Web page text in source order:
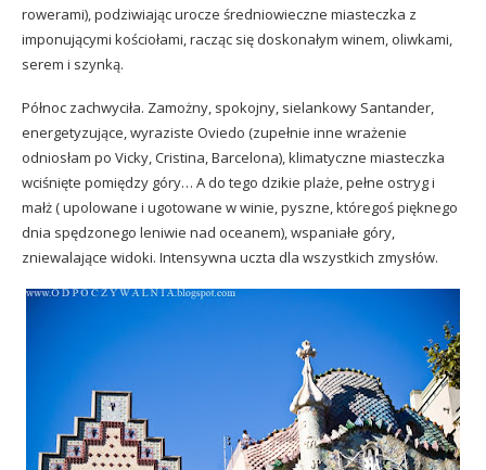
rowerami), podziwiając urocze średniowieczne miasteczka z
imponującymi kościołami, racząc się doskonałym winem, oliwkami,
serem i szynką.
Północ zachwyciła. Zamożny, spokojny, sielankowy Santander,
energetyzujące, wyraziste Oviedo (zupełnie inne wrażenie
odniosłam po Vicky, Cristina, Barcelona), klimatyczne miasteczka
wciśnięte pomiędzy góry… A do tego dzikie plaże, pełne ostryg i
małż ( upolowane i ugotowane w winie, pyszne, któregoś pięknego
dnia spędzonego leniwie nad oceanem), wspaniałe góry,
zniewalające widoki. Intensywna uczta dla wszystkich zmysłów.